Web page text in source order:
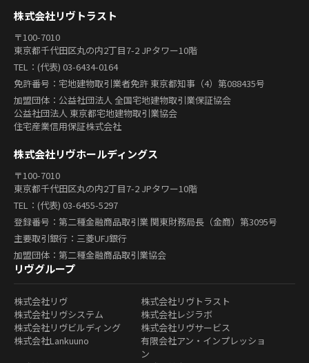
株式会社リヴトラスト
〒100-7010
東京都千代田区丸の内2丁目7-2 JPタワー10階
TEL：(代表) 03-6434-0164
免許番号：宅地建物取引業者免許 東京都知事（4）第088435号
加盟団体：公益社団法人 全国宅地建物取引業保証協会
公益社団法人 東京都宅地建物取引業協会
住宅産業信用保証株式会社
株式会社リヴホールディングス
〒100-7010
東京都千代田区丸の内2丁目7-2 JPタワー10階
TEL：(代表) 03-6455-5297
登録番号：第二種金融商品取引業 関東財務局長（金商）第3095号
主要取引銀行：三菱UFJ銀行
加盟団体：第二種金融商品取引業協会
リヴグループ
株式会社リヴ
株式会社リヴトラスト
株式会社リヴシステム
株式会社レジラボ
株式会社リヴビルディング
株式会社リヴサービス
株式会社Lankuuno
有限会社アン・インプレッショ
ン